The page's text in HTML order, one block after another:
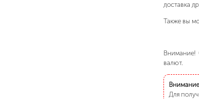
доставка
Также вы
Внимание!
валют.
Для